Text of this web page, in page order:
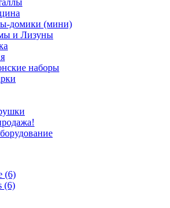
домики (мини)
и Лизуны
наборы
(6)
(6)